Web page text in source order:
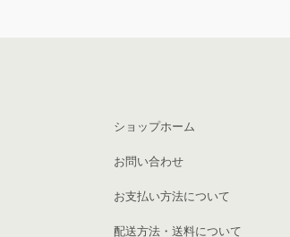
ショップホーム
お問い合わせ
お支払い方法について
配送方法・送料について